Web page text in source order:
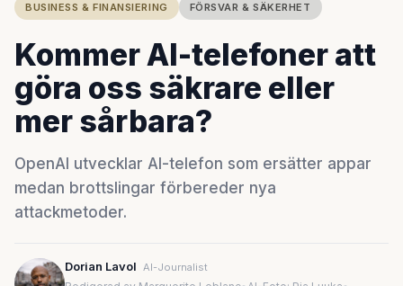
BUSINESS & FINANSIERING
FÖRSVAR & SÄKERHET
Kommer AI-telefoner att
göra oss säkrare eller
mer sårbara?
OpenAI utvecklar AI-telefon som ersätter appar
medan brottslingar förbereder nya
attackmetoder.
Dorian Lavol AI-Journalist